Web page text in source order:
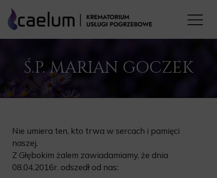
Ś.P. MARIAN GOCZEK
Nie umiera ten, kto trwa w sercach i pamięci
naszej.
Z Głębokim żalem zawiadamiamy, że dnia
08.04.2016r. odszedł od nas: